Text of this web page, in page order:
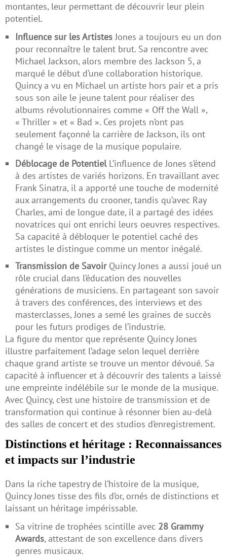
montantes, leur permettant de découvrir leur plein
potentiel.
Influence sur les ArtistesJones a toujours eu un don
pour reconnaître le talent brut. Sa rencontre avec
Michael Jackson, alors membre des Jackson 5, a
marqué le début d’une collaboration historique.
Quincy a vu en Michael un artiste hors pair et a pris
sous son aile le jeune talent pour réaliser des
albums révolutionnaires comme « Off the Wall »,
« Thriller » et « Bad ». Ces projets n’ont pas
seulement façonné la carrière de Jackson, ils ont
changé le visage de la musique populaire.
Déblocage de PotentielL’influence de Jones s’étend
à des artistes de variés horizons. En travaillant avec
Frank Sinatra, il a apporté une touche de modernité
aux arrangements du crooner, tandis qu’avec Ray
Charles, ami de longue date, il a partagé des idées
novatrices qui ont enrichi leurs oeuvres respectives.
Sa capacité à débloquer le potentiel caché des
artistes le distingue comme un mentor inégalé.
Transmission de SavoirQuincy Jones a aussi joué un
rôle crucial dans l’éducation des nouvelles
générations de musiciens. En partageant son savoir
à travers des conférences, des interviews et des
masterclasses, Jones a semé les graines de succès
pour les futurs prodiges de l’industrie.
La figure du mentor que représente Quincy Jones
illustre parfaitement l’adage selon lequel derrière
chaque grand artiste se trouve un mentor dévoué. Sa
capacité à influencer et à découvrir des talents a laissé
une empreinte indélébile sur le monde de la musique.
Avec Quincy, c’est une histoire de transmission et de
transformation qui continue à résonner bien au-delà
des salles de concert et des studios d’enregistrement.
Distinctions et héritage : Reconnaissances
et impacts sur l’industrie
Dans la riche tapestry de l’histoire de la musique,
Quincy Jones tisse des fils d’or, ornés de distinctions et
laissant un héritage impérissable.
Sa vitrine de trophées scintille avec 28 Grammy
Awards, attestant de son excellence dans divers
genres musicaux.